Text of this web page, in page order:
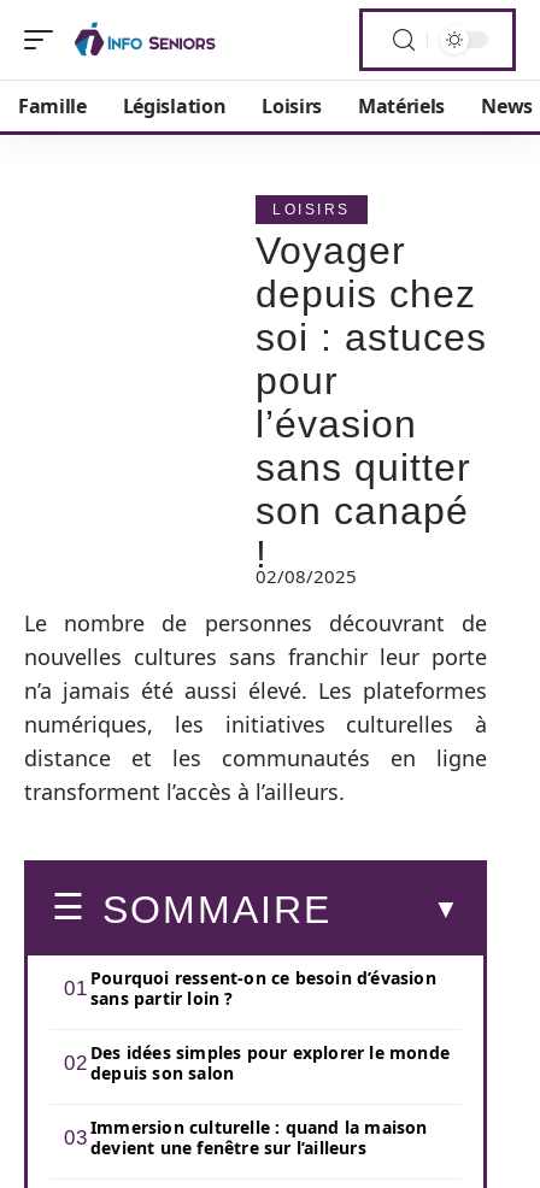
Famille Législation Loisirs Matériels News
LOISIRS
Voyager
depuis chez
soi : astuces
pour
l’évasion
sans quitter
son canapé
!
02/08/2025
Le nombre de personnes découvrant de
nouvelles cultures sans franchir leur porte
n’a jamais été aussi élevé. Les plateformes
numériques, les initiatives culturelles à
distance et les communautés en ligne
transforment l’accès à l’ailleurs.
SOMMAIRE
Pourquoi ressent-on ce besoin d’évasion
sans partir loin ?
Des idées simples pour explorer le monde
depuis son salon
Immersion culturelle : quand la maison
devient une fenêtre sur l’ailleurs